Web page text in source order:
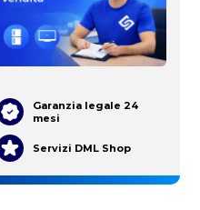
Garanzia legale 24
mesi
Servizi DML Shop